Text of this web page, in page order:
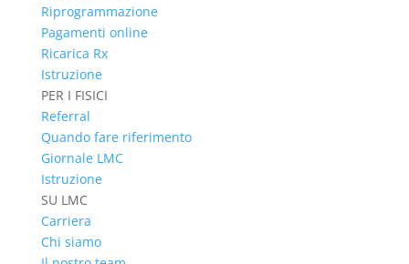
Riprogrammazione
Pagamenti online
Ricarica Rx
Istruzione
PER I FISICI
Referral
Quando fare riferimento
Giornale LMC
Istruzione
SU LMC
Carriera
Chi siamo